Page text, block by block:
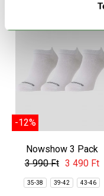
-12%
Nowshow 3 Pack
Socks
3 990 Ft 3 490 Ft
35-38 39-42 43-46